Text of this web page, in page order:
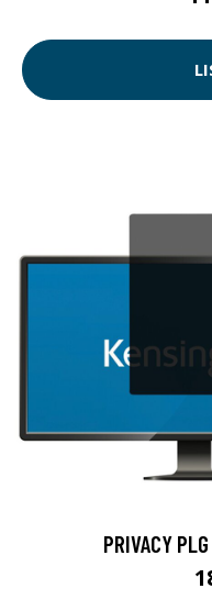
PRIVACY